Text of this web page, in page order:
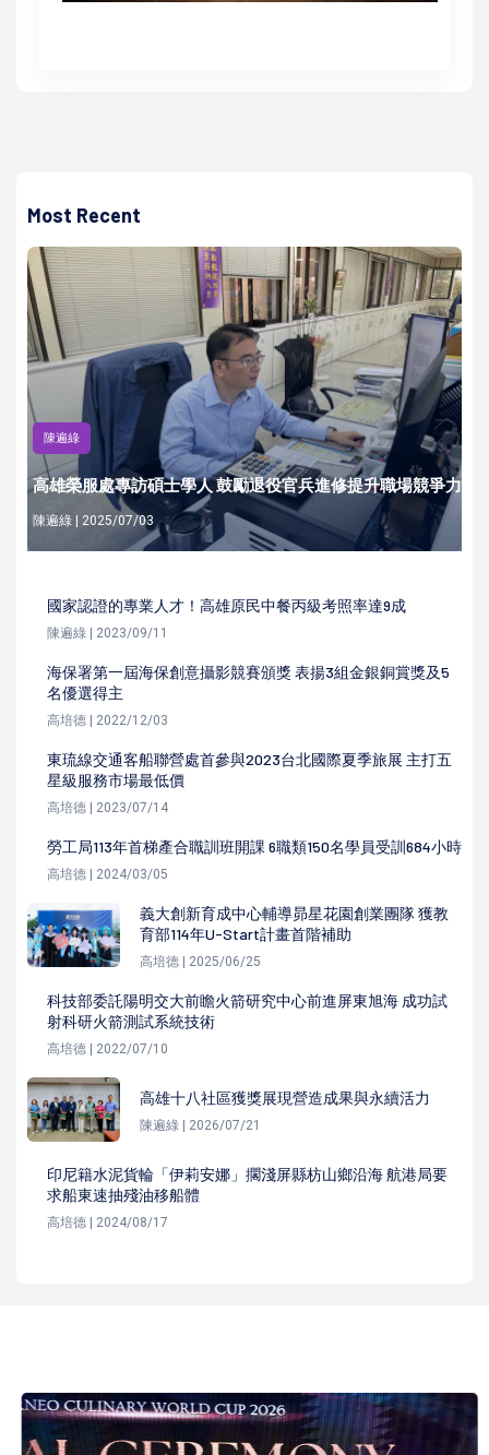
Most Recent
陳遍綠
高雄榮服處專訪碩士學人 鼓勵退役官兵進修提升職場競爭力
陳遍綠 | 2025/07/03
國家認證的專業人才！高雄原民中餐丙級考照率達9成
陳遍綠 | 2023/09/11
海保署第一屆海保創意攝影競賽頒獎 表揚3組金銀銅賞獎及5
名優選得主
高培德 | 2022/12/03
東琉線交通客船聯營處首參與2023台北國際夏季旅展 主打五
星級服務市場最低價
高培德 | 2023/07/14
勞工局113年首梯產合職訓班開課 6職類150名學員受訓684小時
高培德 | 2024/03/05
義大創新育成中心輔導昴星花園創業團隊 獲教
育部114年U-Start計畫首階補助
高培德 | 2025/06/25
科技部委託陽明交大前瞻火箭研究中心前進屏東旭海 成功試
射科研火箭測試系統技術
高培德 | 2022/07/10
高雄十八社區獲獎展現營造成果與永續活力
陳遍綠 | 2026/07/21
印尼籍水泥貨輪「伊莉安娜」擱淺屏縣枋山鄉沿海 航港局要
求船東速抽殘油移船體
高培德 | 2024/08/17